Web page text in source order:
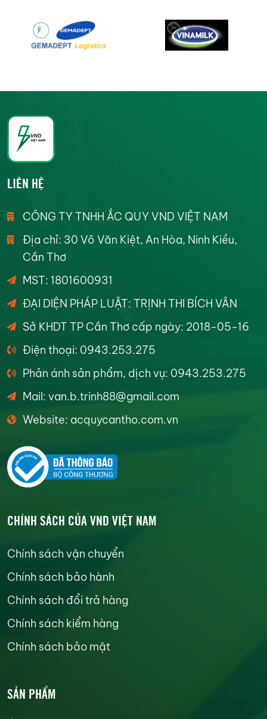
LIÊN HỆ
CÔNG TY TNHH ẮC QUY VND VIỆT NAM
Địa chỉ: 30 Võ Văn Kiệt, An Hòa, Ninh Kiều,
Cần Thơ
MST: 1801600931
ĐẠI DIỆN PHÁP LUẬT: TRỊNH THI BÍCH VÂN
Sở KHDT TP Cần Thơ cấp ngày: 2018-05-16
Điện thoại: 0943.253.275
Phản ánh sản phẩm, dịch vụ: 0943.253.275
Mail: van.b.trinh88@gmail.com
Website: acquycantho.com.vn
CHÍNH SÁCH CỦA VND VIỆT NAM
Chính sách vận chuyển
Chính sách bảo hành
Chính sách đổi trả hàng
Chính sách kiểm hàng
Chính sách bảo mật
SẢN PHẨM